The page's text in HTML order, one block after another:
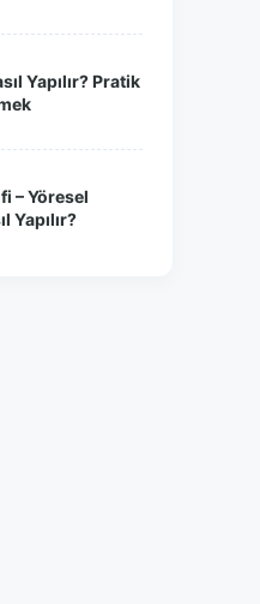
Yapılır? Pratik
– Yöresel
Yapılır?